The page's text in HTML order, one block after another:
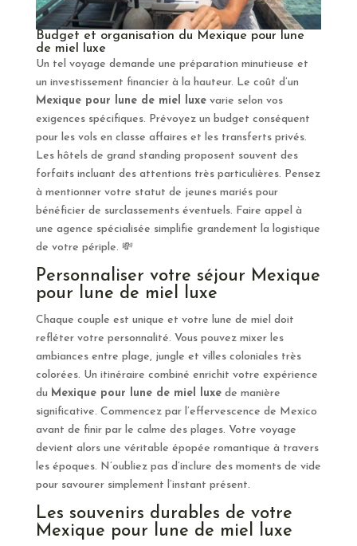
Budget et organisation du Mexique pour lune
de miel luxe
Un tel voyage demande une préparation minutieuse et
un investissement financier à la hauteur. Le coût d’un
Mexique pour lune de miel luxevarie selon vos
exigences spécifiques. Prévoyez un budget conséquent
pour les vols en classe affaires et les transferts privés.
Les hôtels de grand standing proposent souvent des
forfaits incluant des attentions très particulières. Pensez
à mentionner votre statut de jeunes mariés pour
bénéficier de surclassements éventuels. Faire appel à
une agence spécialisée simplifie grandement la logistique
de votre périple. 💸
Personnaliser votre séjour Mexique
pour lune de miel luxe
Chaque couple est unique et votre lune de miel doit
refléter votre personnalité. Vous pouvez mixer les
ambiances entre plage, jungle et villes coloniales très
colorées. Un itinéraire combiné enrichit votre expérience
du Mexique pour lune de miel luxede manière
significative. Commencez par l’effervescence de Mexico
avant de finir par le calme des plages. Votre voyage
devient alors une véritable épopée romantique à travers
les époques. N’oubliez pas d’inclure des moments de vide
pour savourer simplement l’instant présent.
Les souvenirs durables de votre
Mexique pour lune de miel luxe